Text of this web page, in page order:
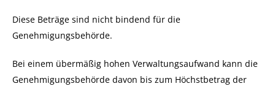
Diese Beträge sind nicht bindend für die
Genehmigungsbehörde.
Bei einem übermäßig hohen Verwaltungsaufwand kann die
Genehmigungsbehörde davon bis zum Höchstbetrag der